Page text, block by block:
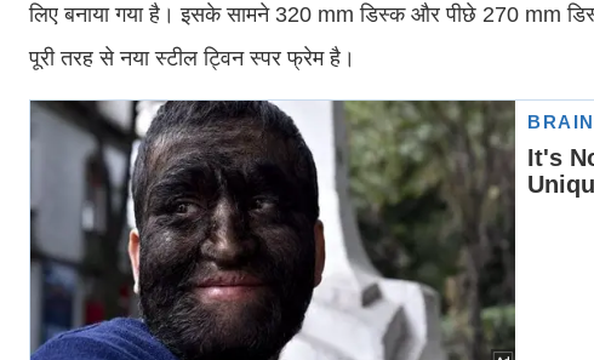
लिए बनाया गया है। इसके सामने 320 mm डिस्क और पीछे 270 mm
पूरी तरह से नया स्टील ट्विन स्पर फ्रेम है।